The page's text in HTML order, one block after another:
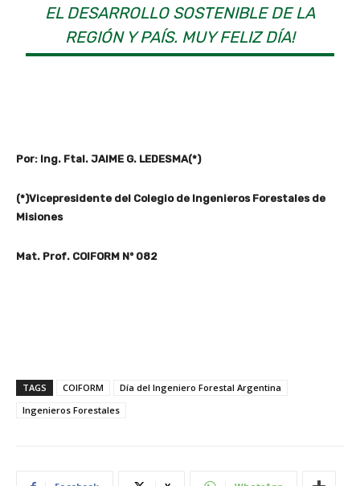
EL DESARROLLO SOSTENIBLE DE LA
REGIÓN Y PAÍS. MUY FELIZ DÍA!
Por: Ing. Ftal. JAIME G. LEDESMA(*)
(*)Vicepresidente del Colegio de Ingenieros Forestales de
Misiones
Mat. Prof. COIFORM Nº 082
TAGS COIFORM
Día del Ingeniero Forestal Argentina
Ingenieros Forestales